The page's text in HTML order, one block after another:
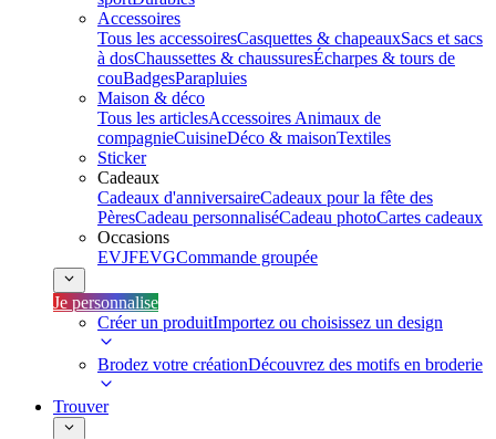
Accessoires
Tous les accessoiresCasquettes & chapeauxSacs et sacs
à dosChaussettes & chaussuresÉcharpes & tours de
couBadgesParapluies
Maison & déco
Tous les articlesAccessoires Animaux de
compagnieCuisineDéco & maisonTextiles
Sticker
Cadeaux
Cadeaux d'anniversaireCadeaux pour la fête des
PèresCadeau personnaliséCadeau photoCartes cadeaux
Occasions
EVJFEVGCommande groupée
Je personnalise
Créer un produitImportez ou choisissez un design
Brodez votre créationDécouvrez des motifs en broderie
Trouver